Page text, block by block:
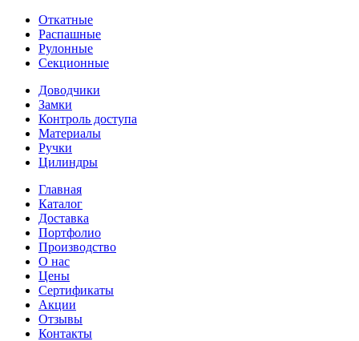
Откатные
Распашные
Рулонные
Секционные
Доводчики
Замки
Контроль доступа
Материалы
Ручки
Цилиндры
Главная
Каталог
Доставка
Портфолио
Производство
О нас
Цены
Сертификаты
Акции
Отзывы
Контакты